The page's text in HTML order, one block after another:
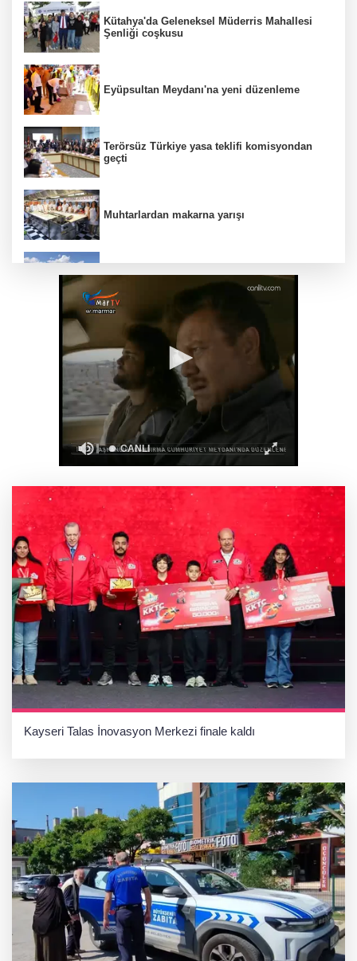
Kütahya'da Geleneksel Müderris Mahallesi
Şenliği coşkusu
Eyüpsultan Meydanı'na yeni düzenleme
Terörsüz Türkiye yasa teklifi komisyondan
geçti
Muhtarlardan makarna yarışı
Siyasetçilere taş çıkartan Vali
Deniz ekosistemini koruyacak proje
Rize Yaşayan Miras Şöleni coşkuyla başladı
Lukaku Fener’e mi, Beşiktaş’a mı geliyor?
Kayseri Talas İnovasyon Merkezi finale kaldı